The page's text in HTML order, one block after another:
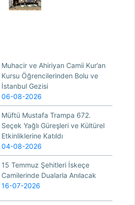
Muhacir ve Ahiriyan Camii Kur’an
Kursu Öğrencilerinden Bolu ve
İstanbul Gezisi
06-08-2026
Müftü Mustafa Trampa 672.
Seçek Yağlı Güreşleri ve Kültürel
Etkinliklerine Katıldı
04-08-2026
15 Temmuz Şehitleri İskeçe
Camilerinde Dualarla Anılacak
16-07-2026